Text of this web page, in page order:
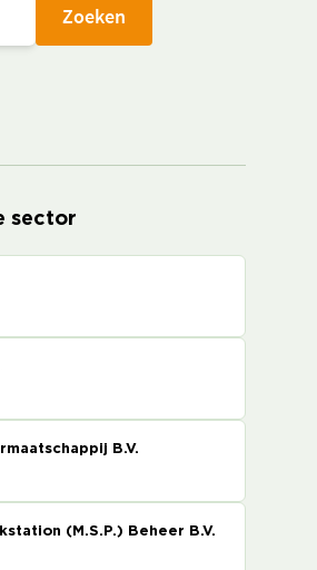
Zoeken
sector
B.V.
(M.S.P.) Beheer B.V.